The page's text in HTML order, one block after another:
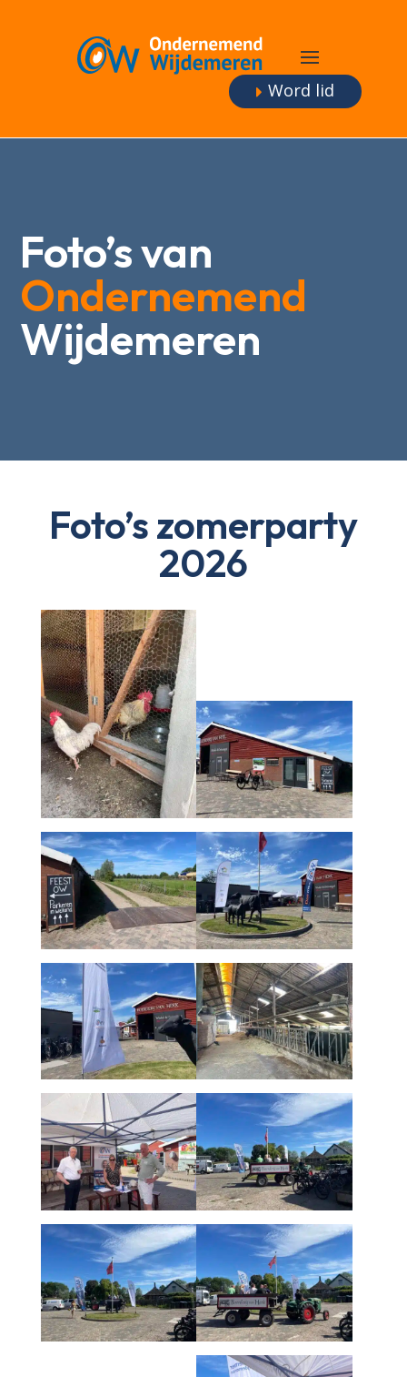
Word lid
Foto’s van
Ondernemend
Wijdemeren
Foto’s zomerparty
2026